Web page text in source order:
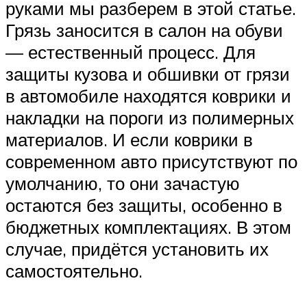
руками мы разберем в этой статье.
Грязь заносится в салон на обуви
— естественный процесс. Для
защиты кузова и обшивки от грязи
в автомобиле находятся коврики и
накладки на пороги из полимерных
материалов. И если коврики в
современном авто присутствуют по
умолчанию, то они зачастую
остаются без защиты, особенно в
бюджетных комплектациях. В этом
случае, придётся установить их
самостоятельно.